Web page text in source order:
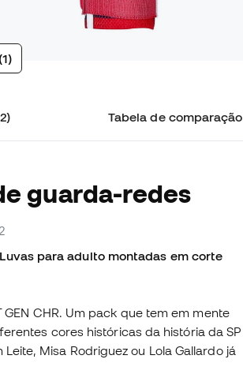
Tabela de comparação
guarda-redes
para adulto montadas em corte
CHR. Um pack que tem em mente
cores históricas da história da SP
Misa Rodriguez ou Lola Gallardo já